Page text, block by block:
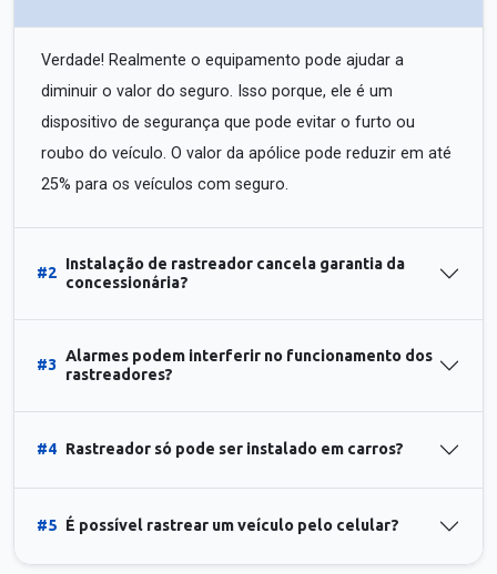
Verdade! Realmente o equipamento pode ajudar a
diminuir o valor do seguro. Isso porque, ele é um
dispositivo de segurança que pode evitar o furto ou
roubo do veículo. O valor da apólice pode reduzir em até
25% para os veículos com seguro.
#2
Instalação de rastreador cancela garantia da
concessionária?
#3
Alarmes podem interferir no funcionamento dos
rastreadores?
#4 Rastreador só pode ser instalado em carros?
#5 É possível rastrear um veículo pelo celular?